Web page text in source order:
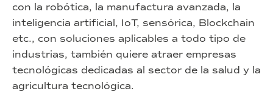
con la robótica, la manufactura avanzada, la
inteligencia artificial, IoT, sensórica, Blockchain
etc., con soluciones aplicables a todo tipo de
industrias, también quiere atraer empresas
tecnológicas dedicadas al sector de la salud y la
agricultura tecnológica.